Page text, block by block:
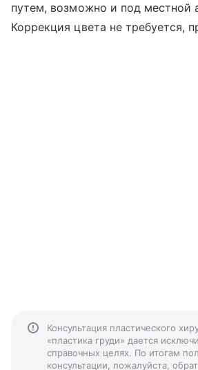
путем, возможно и под местной
Коррекция цвета не требуется,
Консультация пластического
«пластика груди» дается
справочных целях. По итогам
консультации, пожалуйста,